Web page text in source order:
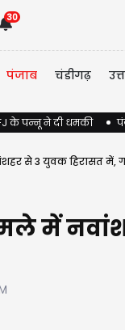
30
पंजाब चंडीगढ़
के पन्नू ने दी धमकी
से 3 युवक हिरासत में,
में